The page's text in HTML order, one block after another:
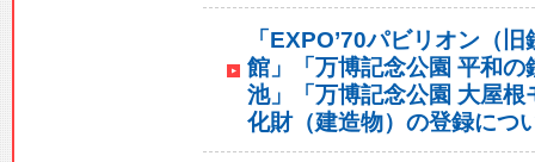
「EXPO’70パビリオン（
館」「万博記念公園 平和
池」「万博記念公園 大屋
化財（建造物）の登録につ